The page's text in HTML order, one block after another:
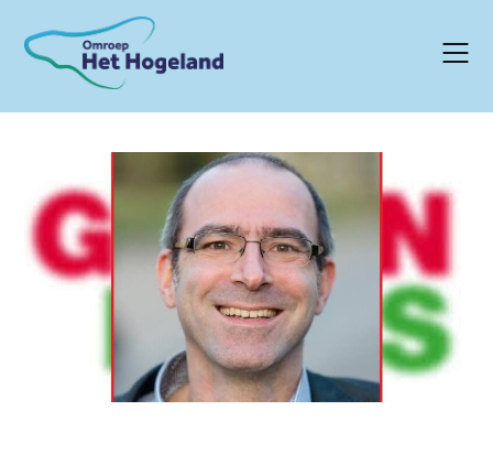
content